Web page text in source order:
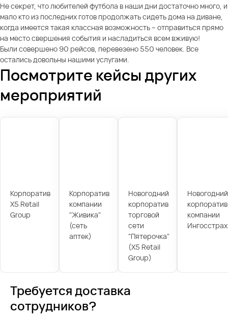
Не секрет, что любителей футбола в наши дни достаточно много, и
мало кто из последних готов продолжать сидеть дома на диване,
когда имеется такая классная возможность – отправиться прямо
на место свершения события и насладиться всем вживую!
Были совершено 90 рейсов, перевезено 550 человек. Все
остались довольны нашими услугами.
Посмотрите кейсы других
мероприятий
Корпоратив
X5 Retail
Group
Корпоратив
компании
"Живика"
(сеть
аптек)
Новогодний
корпоратив
торговой
сети
"Пятерочка"
(X5 Retail
Group)
Новогодний
корпоратив
компании
Ингосстрах
Требуется доставка
сотрудников?